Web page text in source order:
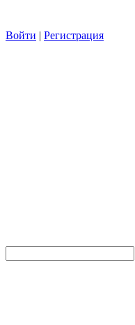
Войти | Регистрация